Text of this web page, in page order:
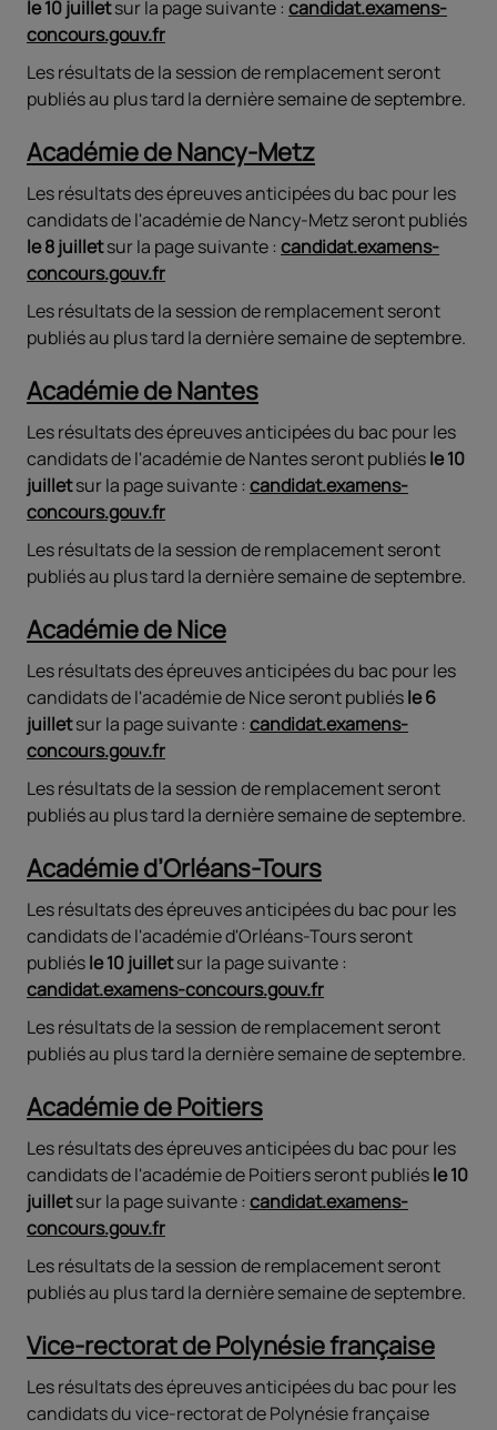
le 10 juilletsur la page suivante : candidat.examens-
concours.gouv.fr
Les résultats de la session de remplacement seront
publiés au plus tard la dernière semaine de septembre.
Académie de Nancy-Metz
Les résultats des épreuves anticipées du bac pour les
candidats de l'académie de Nancy-Metz seront publiés
le 8 juilletsur la page suivante : candidat.examens-
concours.gouv.fr
Les résultats de la session de remplacement seront
publiés au plus tard la dernière semaine de septembre.
Académie de Nantes
Les résultats des épreuves anticipées du bac pour les
candidats de l'académie de Nantes seront publiésle 10
juilletsur la page suivante : candidat.examens-
concours.gouv.fr
Les résultats de la session de remplacement seront
publiés au plus tard la dernière semaine de septembre.
Académie de Nice
Les résultats des épreuves anticipées du bac pour les
candidats de l'académie de Nice seront publiésle 6
juilletsur la page suivante : candidat.examens-
concours.gouv.fr
Les résultats de la session de remplacement seront
publiés au plus tard la dernière semaine de septembre.
Académie d’Orléans-Tours
Les résultats des épreuves anticipées du bac pour les
candidats de l'académie d'Orléans-Tours seront
publiésle 10 juilletsur la page suivante :
candidat.examens-concours.gouv.fr
Les résultats de la session de remplacement seront
publiés au plus tard la dernière semaine de septembre.
Académie de Poitiers
Les résultats des épreuves anticipées du bac pour les
candidats de l'académie de Poitiers seront publiésle 10
juilletsur la page suivante : candidat.examens-
concours.gouv.fr
Les résultats de la session de remplacement seront
publiés au plus tard la dernière semaine de septembre.
Vice-rectorat de Polynésie française
Les résultats des épreuves anticipées du bac pour les
candidats du vice-rectorat de Polynésie française